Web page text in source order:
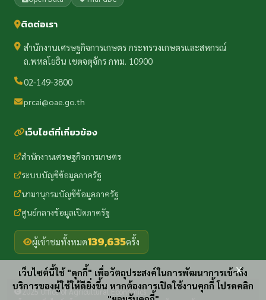
ติดต่อเรา
สำนักงานเศรษฐกิจการเกษตร กระทรวงเกษตรและสหกรณ์
ถ.พหลโยธิน เขตจตุจักร กทม. 10900
02-149-3800
prcai@oae.go.th
เว็บไซต์ที่เกี่ยวข้อง
สำนักงานเศรษฐกิจการเกษตร
ระบบบัญชีข้อมูลภาครัฐ
นามานุกรมบัญชีข้อมูลภาครัฐ
ศูนย์กลางข้อมูลเปิดภาครัฐ
ผู้เข้าชมทั้งหมด139,635ครั้ง
2025 Office of Agricultural Economics
เว็บไซต์นี้ใช้ "คุกกี้" เพื่อวัตถุประสงค์ในการพัฒนาการเข้าถึง
บริการของผู้ใช้ให้ดียิ่งขึ้น หากต้องการเปิดใช้งานคุกกี้ โปรดคลิก
x